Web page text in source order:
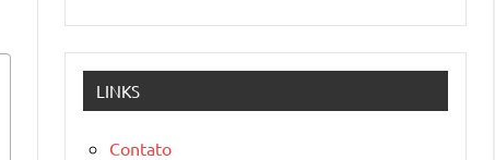
LINKS
Contato